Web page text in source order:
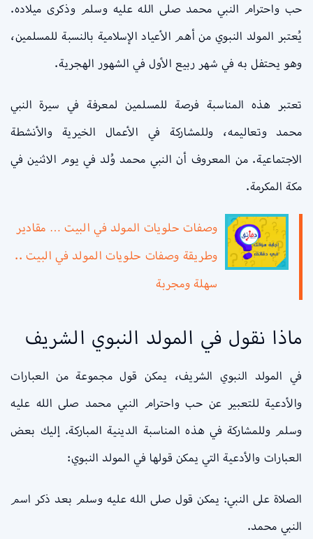
حب واحترام النبي محمد صلى الله عليه وسلم وذكرى ميلاده.
يُعتبر المولد النبوي من أهم الأعياد الإسلامية بالنسبة للمسلمين،
وهو يحتفل به في شهر ربيع الأول في الشهور الهجرية.
تعتبر هذه المناسبة فرصة للمسلمين لمعرفة في سيرة النبي
محمد وتعاليمه، وللمشاركة في الأعمال الخيرية والأنشطة
الاجتماعية. من المعروف أن النبي محمد وُلد في يوم الاثنين في
مكة المكرمة.
وصفات حلويات المولد في البيت … مقادير
وطريقة وصفات حلويات المولد في البيت ..
سهلة ومجربة
ماذا نقول في المولد النبوي الشريف
في المولد النبوي الشريف، يمكن قول مجموعة من العبارات
والأدعية للتعبير عن حب واحترام النبي محمد صلى الله عليه
وسلم وللمشاركة في هذه المناسبة الدينية المباركة. إليك بعض
العبارات والأدعية التي يمكن قولها في المولد النبوي:
الصلاة على النبي: يمكن قول صلى الله عليه وسلم بعد ذكر اسم
النبي محمد.